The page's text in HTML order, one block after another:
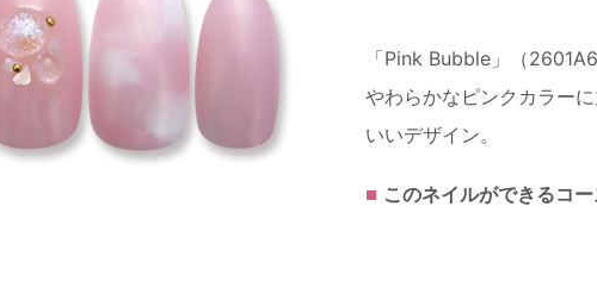
「Pink Bubble」（
やわらかなピンクカラー
いいデザイン。
このネイルができるコ